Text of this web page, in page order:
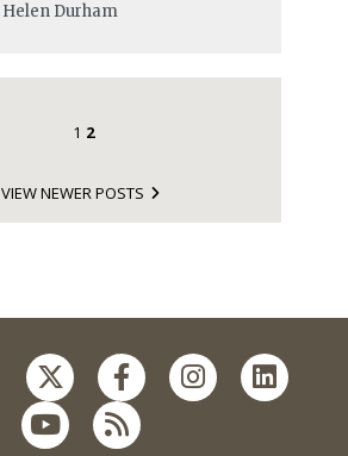
Helen Durham
1 2
VIEW NEWER POSTS